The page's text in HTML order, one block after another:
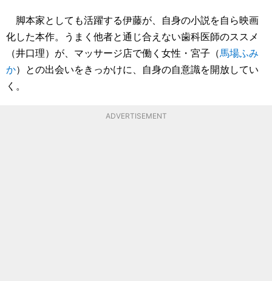
脚本家としても活躍する伊藤が、自身の小説を自ら映画
化した本作。うまく他者と通じ合えない歯科医師のススメ
（井口理）が、マッサージ店で働く女性・宮子（馬場ふみ
か）との出会いをきっかけに、自身の自意識を開放してい
く。
ADVERTISEMENT